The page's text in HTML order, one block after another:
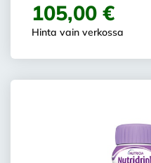
105,00 €
Hinta vain verkossa